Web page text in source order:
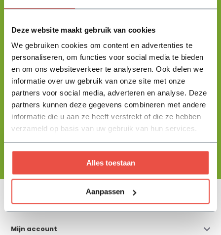
Deze website maakt gebruik van cookies
We gebruiken cookies om content en advertenties te
personaliseren, om functies voor social media te bieden
en om ons websiteverkeer te analyseren. Ook delen we
informatie over uw gebruik van onze site met onze
partners voor social media, adverteren en analyse. Deze
partners kunnen deze gegevens combineren met andere
informatie die u aan ze heeft verstrekt of die ze hebben
verzameld op basis van uw gebruik van hun services.
Alles toestaan
Aanpassen
Stuur mij een berichtje en ik help je jouw product uit te zoeken
Help mij kiezen
+31 344 23 44 64
info@flowbo.nl
De beste tuininspiraties per mail
ontvangen?
Abonneer
* Lees hier de wettelijke beperkingen
Mijn account